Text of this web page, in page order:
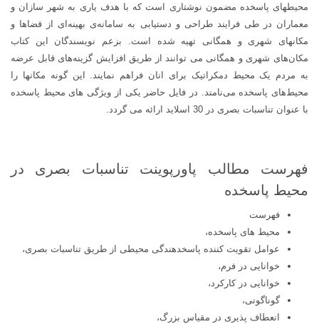
محیطهای پاسخده مضمون نوشتاری است که با هدف یاری به شهر سازان و
معماران در طی فرایند طراحی و دستیابی به سامانه‌ی بهینه‌ای از فضاها و
مکانهای شهری و همگانی تهیه شده است. بزعم نویسندگان این کتاب
مکان‌های شهری و همگانی می توانند از طریق افزایش گزینه‌های قابل عرضه
به مردم یک محیط دمکراتیک برای انان فراهم نمایند. این گونه مکانها را
محیط‌های پاسخده می‌نامند. در فایل حاضر یکی از ویژگی های محیط پاسخده
با عنوان تناسبات بصری در 30 اسلاید ارائه می گردد.
فهرست مطالب پاورپوینت تناسبات بصری در
محیط پاسخده
فهرست
محیط های پاسخده،
عوامل تقویت کننده پاسخدهندگی محیطی از طریق تناسبات بصری،
خوانایی در فرم،
خوانایی در کارکرد،
گوناگونی،
انعطاف پذیری در مقیاس بزرگ،